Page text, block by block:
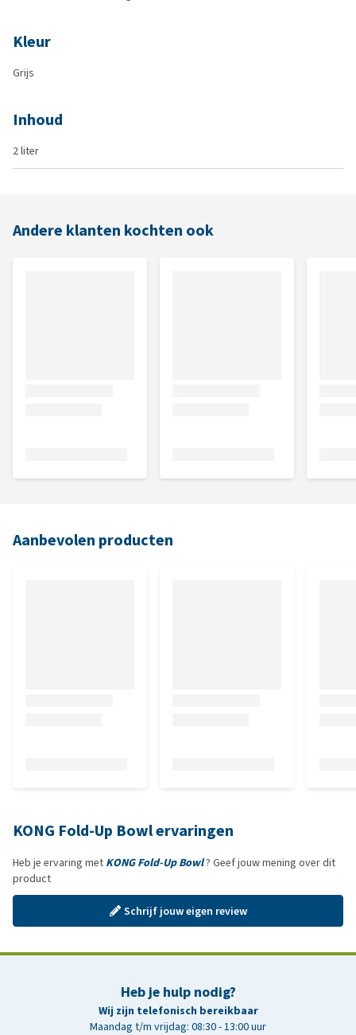
Kleur
Grijs
Inhoud
2 liter
Andere klanten kochten ook
Aanbevolen producten
KONG Fold-Up Bowl ervaringen
Heb je ervaring met KONG Fold-Up Bowl? Geef jouw mening over dit
product
Schrijf jouw eigen review
Heb je hulp nodig?
Wij zijn telefonisch bereikbaar
Maandag t/m vrijdag: 08:30 - 13:00 uur